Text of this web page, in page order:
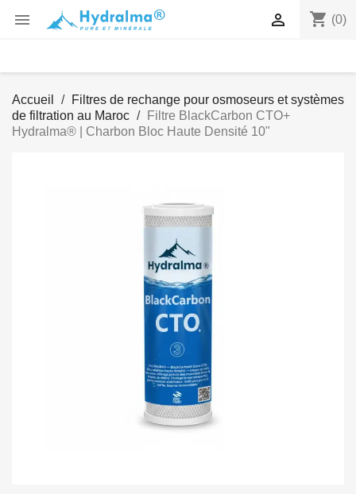
 shopping_cart (0)

Accueil
Filtres de rechange pour osmoseurs et systèmes
de filtration au Maroc
Filtre BlackCarbon CTO+
Hydralma® | Charbon Bloc Haute Densité 10"